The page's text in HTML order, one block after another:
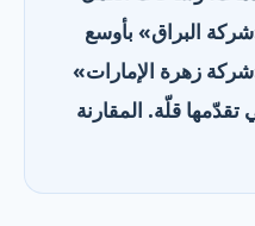
البراق» بأوسع
«شركة زهرة الإمارات»
قلّة. المقارنة